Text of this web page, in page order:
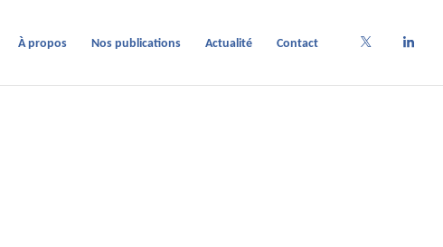
À propos Nos publications Actualité Contact